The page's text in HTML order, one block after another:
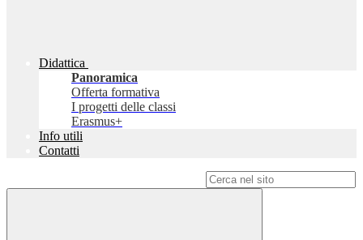
Didattica
Panoramica
Offerta formativa
I progetti delle classi
Erasmus+
Info utili
Contatti